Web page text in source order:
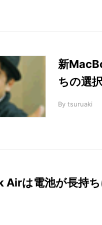
新
ちの選
By tsuruaki
は電池が長持ち
こ
の